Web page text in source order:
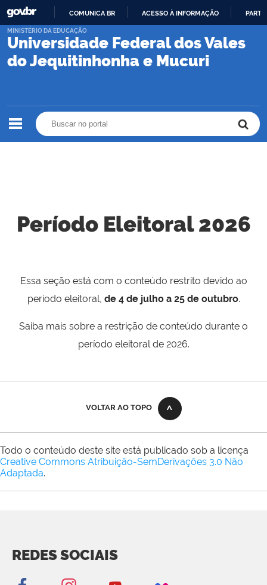
PARA
CONTEÚDO
COMUNICA BR ACESSO À INFORMAÇÃO
Universidade Federal dos Vales
do Jequitinhonha e Mucuri
MINISTÉRIO DA EDUCAÇÃO
Período Eleitoral 2026
Essa seção está com o conteúdo restrito devido ao
período eleitoral, de 4 de julho a 25 de outubro.
Saiba mais sobre a restrição de conteúdo durante o
período eleitoral de 2026.
VOLTAR AO TOPO
Todo o conteúdo deste site está publicado sob a licença
Creative Commons Atribuição-SemDerivações 3.0 Não
Adaptada.
REDES SOCIAIS